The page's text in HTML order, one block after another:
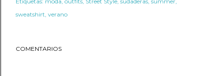
sweatshirt verano
COMENTARIOS